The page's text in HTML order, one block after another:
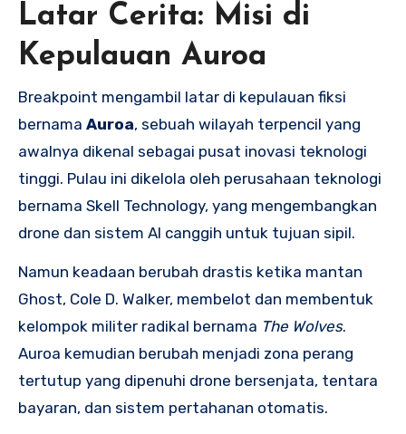
Latar Cerita: Misi di
Kepulauan Auroa
Breakpoint mengambil latar di kepulauan fiksi
bernama Auroa, sebuah wilayah terpencil yang
awalnya dikenal sebagai pusat inovasi teknologi
tinggi. Pulau ini dikelola oleh perusahaan teknologi
bernama Skell Technology, yang mengembangkan
drone dan sistem AI canggih untuk tujuan sipil.
Namun keadaan berubah drastis ketika mantan
Ghost, Cole D. Walker, membelot dan membentuk
kelompok militer radikal bernama The Wolves.
Auroa kemudian berubah menjadi zona perang
tertutup yang dipenuhi drone bersenjata, tentara
bayaran, dan sistem pertahanan otomatis.